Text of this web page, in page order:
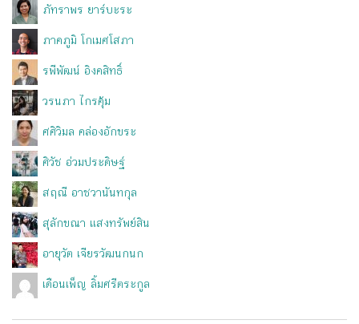
ภัทราพร ยาร์บะระ
ภาคภูมิ โกเมศโสภา
รพีพัฒน์ อิงคสิทธิ์
วรนภา ไกรคุ้ม
ศศิวิมล คล่องอักขระ
ศิวัช อ่วมประดิษฐ์
สฤณี อาชวานันทกุล
สุลักขณา แสงทรัพย์สิน
อายุวัต เจียรวัฒนกนก
เดือนเพ็ญ ลิ้มศรีตระกูล